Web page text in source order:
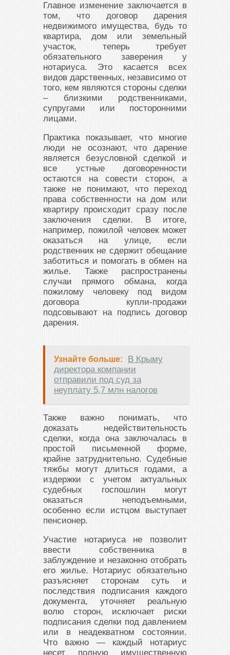
Главное изменение заключается в
том, что договор дарения
недвижимого имущества, будь то
квартира, дом или земельный
участок, теперь требует
обязательного заверения у
нотариуса. Это касается всех
видов дарственных, независимо от
того, кем являются стороны сделки
– близкими родственниками,
супругами или посторонними
лицами.
Практика показывает, что многие
люди не осознают, что дарение
является безусловной сделкой и
все устные договоренности
остаются на совести сторон, а
также не понимают, что переход
права собственности на дом или
квартиру происходит сразу после
заключения сделки. В итоге,
например, пожилой человек может
оказаться на улице, если
родственник не сдержит обещание
заботиться и помогать в обмен на
жилье. Также распространены
случаи прямого обмана, когда
пожилому человеку под видом
договора купли-продажи
подсовывают на подпись договор
дарения.
Узнайте больше:
В Крыму
директора компании
отправили под суд за
неуплату 5,7 млн налогов
Также важно понимать, что
доказать недействительность
сделки, когда она заключалась в
простой письменной форме,
крайне затруднительно. Судебные
тяжбы могут длиться годами, а
издержки с учетом актуальных
судебных госпошлин могут
оказаться неподъемными,
особенно если истцом выступает
пенсионер.
Участие нотариуса не позволит
ввести собственника в
заблуждение и незаконно отобрать
его жилье. Нотариус обязательно
разъясняет сторонам суть и
последствия подписания каждого
документа, уточняет реальную
волю сторон, исключает риски
подписания сделки под давлением
или в неадекватном состоянии.
Что важно — каждый нотариус
несет полную имущественную